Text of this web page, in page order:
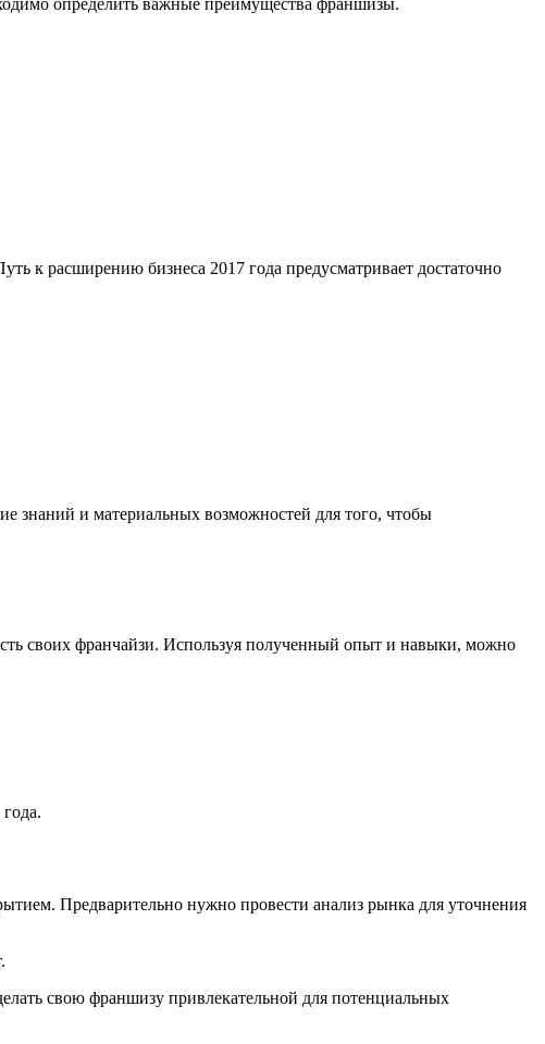
определить важные преимущества франшизы.
к расширению бизнеса 2017 года предусматривает достаточно
знаний и материальных возможностей для того, чтобы
своих франчайзи. Используя полученный опыт и навыки, можно
Предварительно нужно провести анализ рынка для уточнения
свою франшизу привлекательной для потенциальных